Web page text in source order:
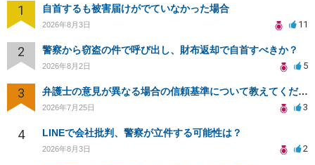
1 自首するも被害届けがでていなかった場合
2026年8月3日 11
2 警察から窃盗の件で呼び出し、財布返却で自首すべきか？
2026年8月2日 5
3 弁護士の意見が異なる場合の信頼基準について教えてください
2026年7月25日 3
4 LINEで会社批判、警察が立件する可能性は？
2026年8月3日 2